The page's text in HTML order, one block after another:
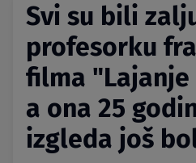
Svi su bili
profesorku
filma "Lajanje
a ona 25
izgleda još